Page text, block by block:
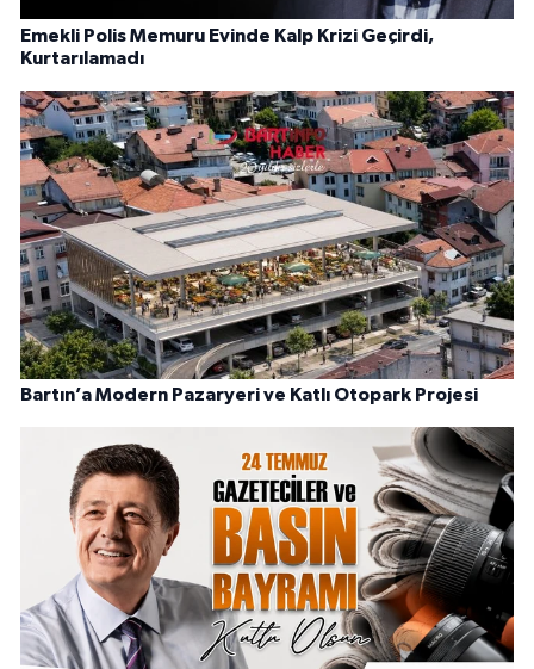
Emekli Polis Memuru Evinde Kalp Krizi Geçirdi,
Kurtarılamadı
Bartın’a Modern Pazaryeri ve Katlı Otopark Projesi